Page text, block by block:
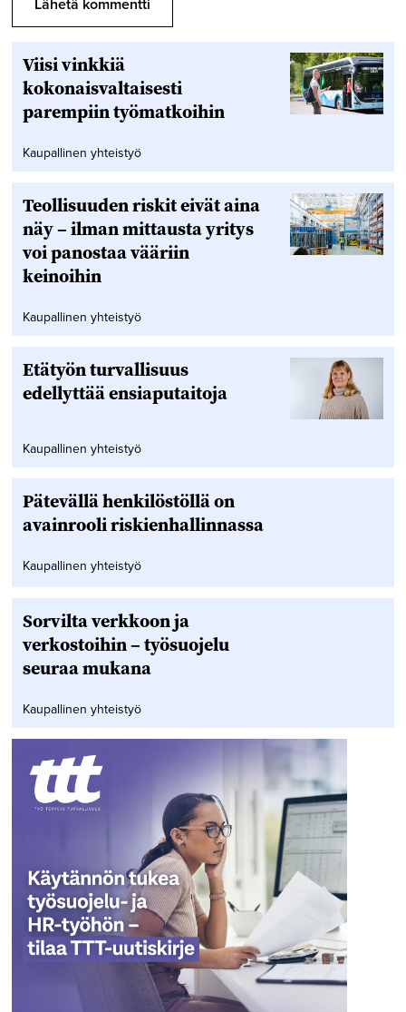
Viisi vinkkiä
kokonaisvaltaisesti
parempiin työmatkoihin
Kaupallinen yhteistyö
Teollisuuden riskit eivät aina
näy – ilman mittausta yritys
voi panostaa vääriin
keinoihin
Kaupallinen yhteistyö
Etätyön turvallisuus
edellyttää ensiaputaitoja
Kaupallinen yhteistyö
Pätevällä henkilöstöllä on
avainrooli riskienhallinnassa
Kaupallinen yhteistyö
Sorvilta verkkoon ja
verkostoihin – työsuojelu
seuraa mukana
Kaupallinen yhteistyö